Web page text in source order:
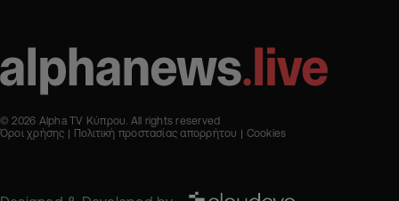
© 2026 Alpha TV Κύπρου. All rights reserved
Όροι χρήσης
Πολιτική προστασίας απορρήτου Cookies